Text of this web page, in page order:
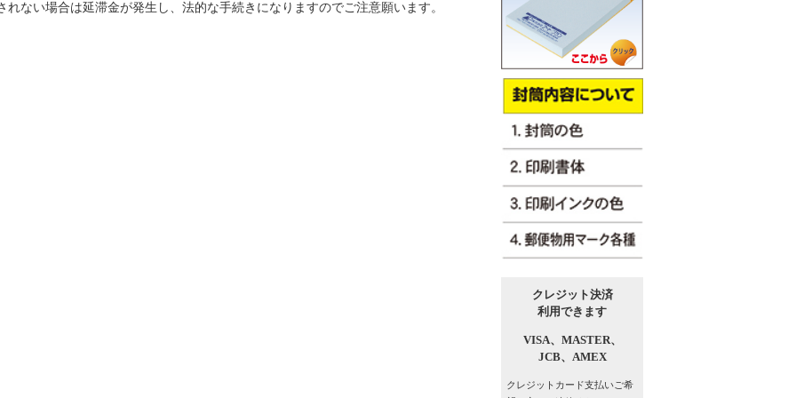
れない場合は延滞金が発生し、法的な手続きになりますのでご注意願います。
クレジット決済
利用できます
VISA、 MASTER、
JCB、 AMEX
クレジットカード支払いご希